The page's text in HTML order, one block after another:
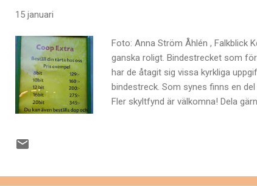
15 januari
Foto: Anna Ström Åhlén , Falkblick
ganska roligt. Bindestrecket som
har de åtagit sig vissa kyrkliga
bindestreck. Som synes finns en
Fler skyltfynd är välkomna! Dela
vinnarna i Supersavertravels
mig, Anna Ström Åhlén på Falkblick